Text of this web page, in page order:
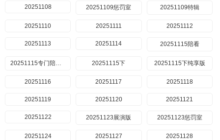
20251108 20251109惩罚室 20251109特辑
20251110 20251111 20251112
20251113 20251114 20251115陪看
20251115下 20251115下纯享版
20251116 20251117 20251118
20251119 20251120 20251121
20251122 20251123展演版 20251123惩罚室
20251124 20251127 20251128